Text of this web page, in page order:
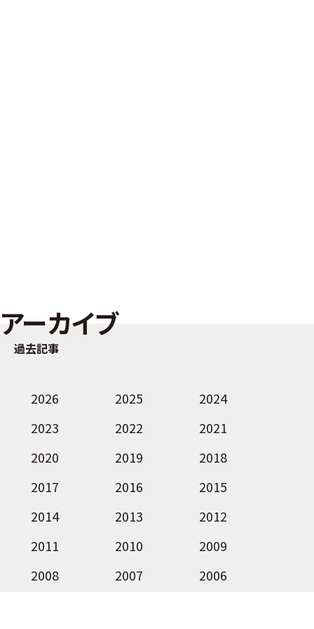
アーカイブ
過去記事
2026 2025
2024
2023
2022
2021
2020
2019
2018
2017
2016
2015
2014
2013
2012
2011
2010
2009
2008
2007 2006